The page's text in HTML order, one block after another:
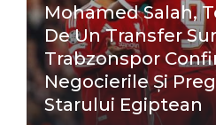
Mohamed Salah,
De Un Transfer
Trabzonspor
Negocierile Și
Starului Egiptean